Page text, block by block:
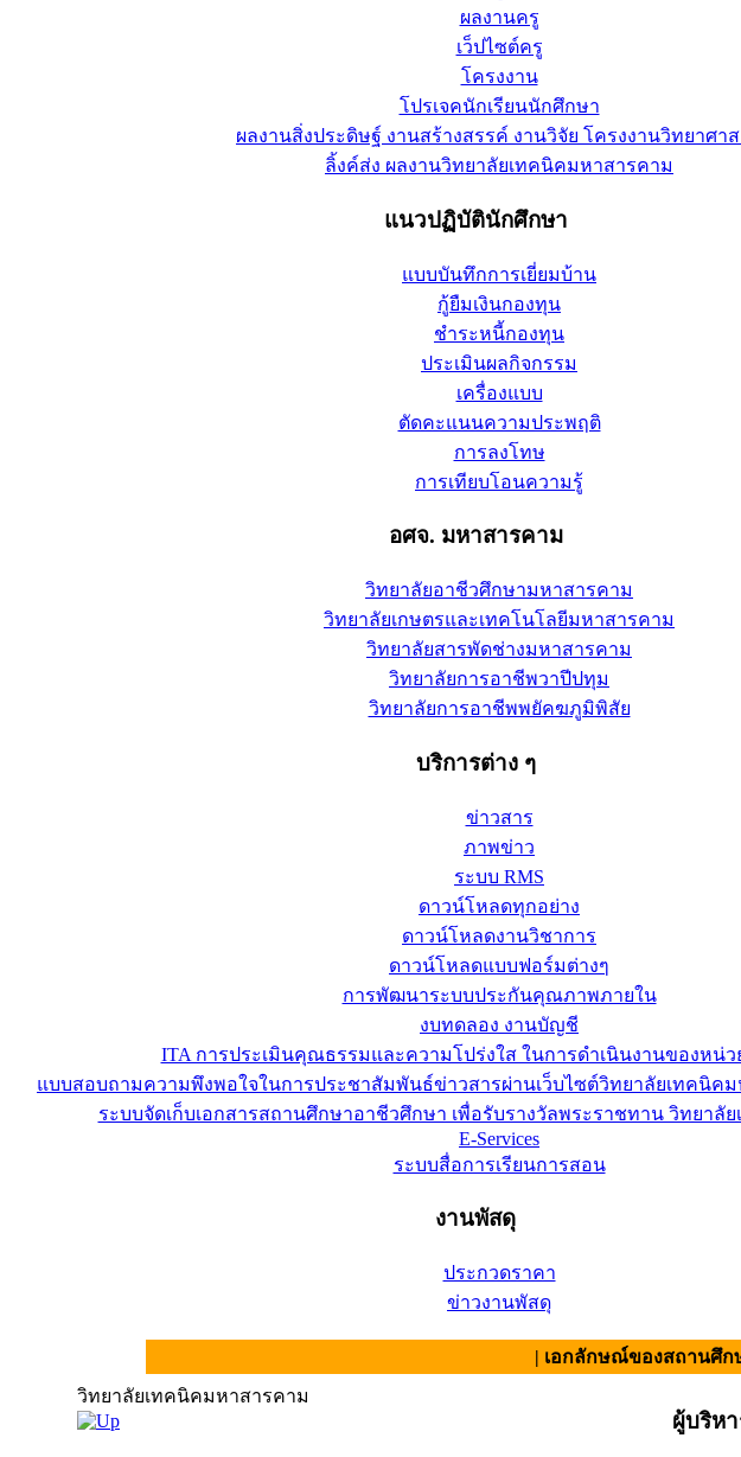
ผลงานครู
เว็ปไซต์ครู
โครงงาน
โปรเจคนักเรียนนักศึกษา
ผลงานสิ่งประดิษฐ์ งานสร้างสรรค์ งานวิจัย โครงงานวิทยาศา
ลิ้งค์ส่ง ผลงานวิทยาลัยเทคนิคมหาสารคาม
แนวปฏิบัตินักศึกษา
แบบบันทึกการเยี่ยมบ้าน
กู้ยืมเงินกองทุน
ชำระหนี้กองทุน
ประเมินผลกิจกรรม
เครื่องแบบ
ตัดคะแนนความประพฤติ
การลงโทษ
การเทียบโอนความรู้
อศจ. มหาสารคาม
วิทยาลัยอาชีวศึกษามหาสารคาม
วิทยาลัยเกษตรและเทคโนโลยีมหาสารคาม
วิทยาลัยสารพัดช่างมหาสารคาม
วิทยาลัยการอาชีพวาปีปทุม
วิทยาลัยการอาชีพพยัคฆภูมิพิสัย
บริการต่าง ๆ
ข่าวสาร
ภาพข่าว
ระบบ RMS
ดาวน์โหลดทุกอย่าง
ดาวน์โหลดงานวิชาการ
ดาวน์โหลดแบบฟอร์มต่างๆ
การพัฒนาระบบประกันคุณภาพภายใน
งบทดลอง งานบัญชี
ITA การประเมินคุณธรรมและความโปร่งใส ในการดำเนินงานของหน่
แบบสอบถามความพึงพอใจในการประชาสัมพันธ์ข่าวสารผ่านเว็บไซต์วิทยาลัยเทคนิคม
ระบบจัดเก็บเอกสารสถานศึกษาอาชีวศึกษา เพื่อรับรางวัลพระราชทาน วิทยาลั
E-Services
ระบบสื่อการเรียนการสอน
งานพัสดุ
ประกวดราคา
ข่าวงานพัสดุ
| เอกลักษณ์ของสถานศึกษา :
วิทยาลัยเทคนิคมหาสารคาม
ผู้บริห